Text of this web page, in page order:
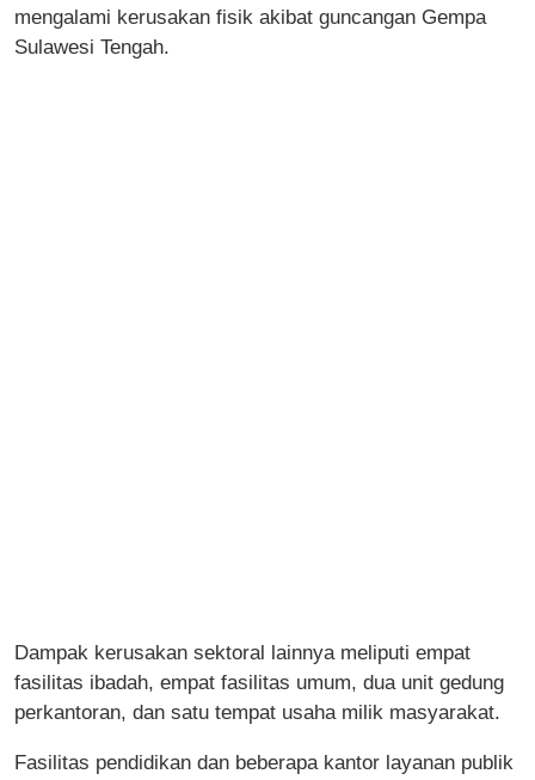
mengalami kerusakan fisik akibat guncangan Gempa
Sulawesi Tengah.
Dampak kerusakan sektoral lainnya meliputi empat
fasilitas ibadah, empat fasilitas umum, dua unit gedung
perkantoran, dan satu tempat usaha milik masyarakat.
Fasilitas pendidikan dan beberapa kantor layanan publik